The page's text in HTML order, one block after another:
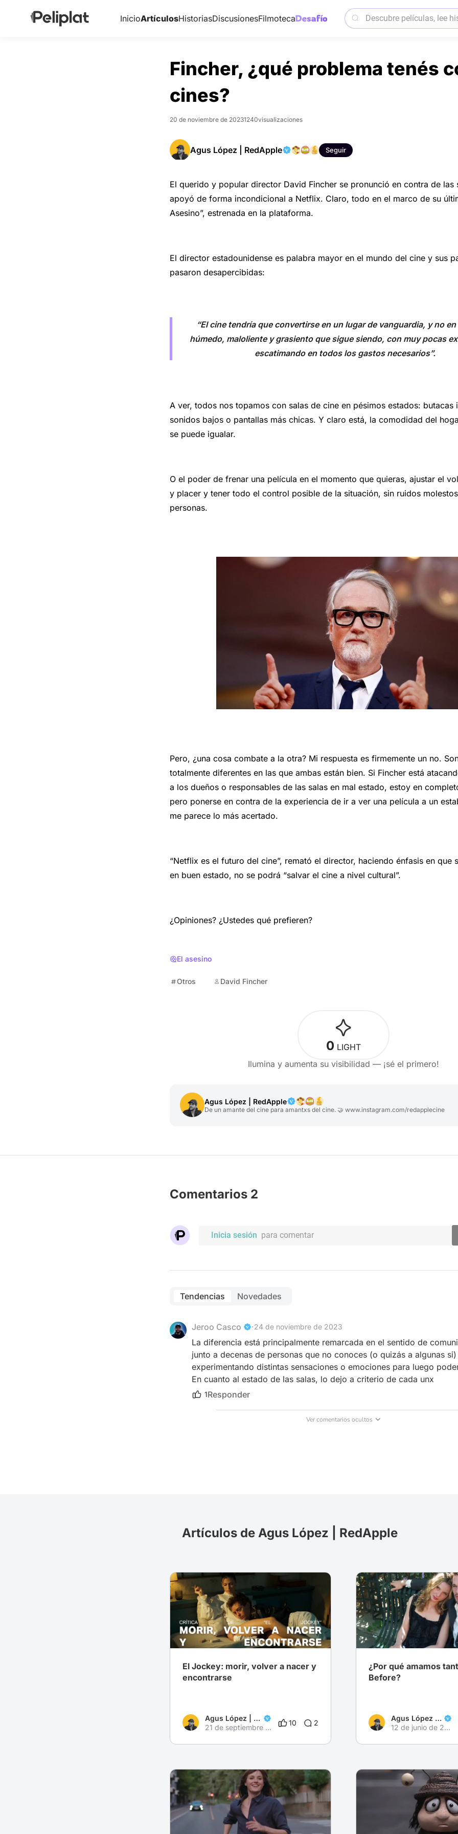
InicioArtículosHistoriasDiscusionesFilmoteca
Fincher, ¿qué problema tenés
cines?
20 de noviembre de 20231240visualizaciones
Agus López | RedApple Seguir
El querido y popular director David Fincher se pronunció en contra de las
apoyó de forma incondicional a Netflix. Claro, todo en el marco de su
Asesino”, estrenada en la plataforma.
El director estadounidense es palabra mayor en el mundo del cine y sus
pasaron desapercibidas:
“El cine tendría que convertirse en un lugar de vanguardia, y no en
húmedo, maloliente y grasiento que sigue siendo, con muy pocas
escatimando en todos los gastos necesarios”.
A ver, todos nos topamos con salas de cine en pésimos estados: butacas
sonidos bajos o pantallas más chicas. Y claro está, la comodidad del
se puede igualar.
O el poder de frenar una película en el momento que quieras, ajustar el
y placer y tener todo el control posible de la situación, sin ruidos
personas.
Pero, ¿una cosa combate a la otra? Mi respuesta es firmemente un no.
totalmente diferentes en las que ambas están bien. Si Fincher está
a los dueños o responsables de las salas en mal estado, estoy en
pero ponerse en contra de la experiencia de ir a ver una película a un
me parece lo más acertado.
“Netflix es el futuro del cine”, remató el director, haciendo énfasis en que
en buen estado, no se podrá “salvar el cine a nivel cultural”.
¿Opiniones? ¿Ustedes qué prefieren?
El asesino
Otros David Fincher
0 LIGHT
Ilumina y aumenta su visibilidad — ¡sé el primero!
Agus López | RedApple
De un amante del cine para amantxs del cine. 🤝 www.instagram.com/redapplecine
Comentarios 2
Inicia sesión para comentar
Tendencias Novedades
Jeroo Casco ·24 de noviembre de 2023
La diferencia está principalmente remarcada en el sentido de
junto a decenas de personas que no conoces (o quizás a algunas si)
experimentando distintas sensaciones o emociones para luego
En cuanto al estado de las salas, lo dejo a criterio de cada unx
1Responder
Ver comentarios ocultos
Artículos de Agus López | RedApple
El Jockey: morir, volver a nacer y
encontrarse
Agus López | RedApple
21 de septiembre de 2024
10 2
¿Por qué amamos
Before?
Agus López | RedApple
12 de junio de 2025